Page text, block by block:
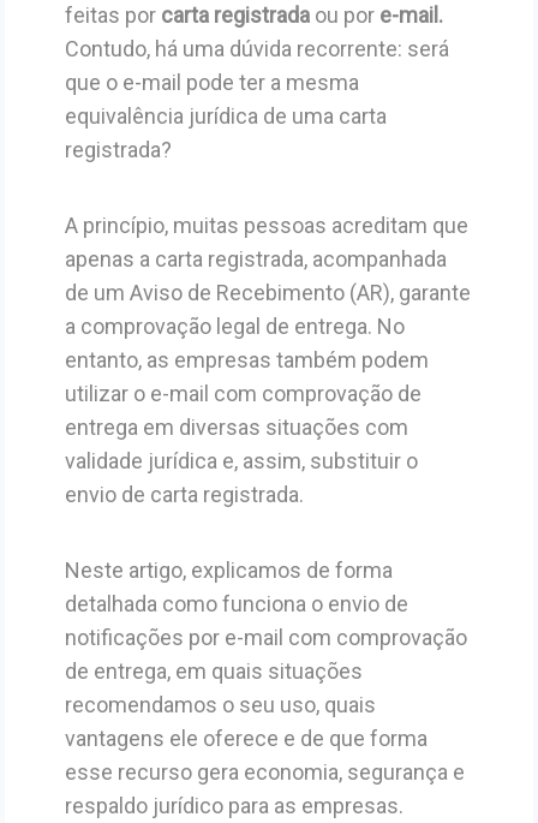
feitas por carta registradaou por e-mail.
Contudo, há uma dúvida recorrente: será
que o e-mail pode ter a mesma
equivalência jurídica de uma carta
registrada?
A princípio, muitas pessoas acreditam que
apenas a carta registrada, acompanhada
de um Aviso de Recebimento (AR), garante
a comprovação legal de entrega. No
entanto, as empresas também podem
utilizar o e-mail com comprovação de
entrega em diversas situações com
validade jurídica e, assim, substituir o
envio de carta registrada.
Neste artigo, explicamos de forma
detalhada como funciona o envio de
notificações por e-mail com comprovação
de entrega, em quais situações
recomendamos o seu uso, quais
vantagens ele oferece e de que forma
esse recurso gera economia, segurança e
respaldo jurídico para as empresas.